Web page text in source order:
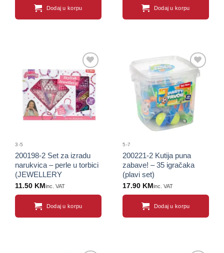
Dodaj u korpu Dodaj u korpu
Sačuvaj
proizvod
3-5
200198-2 Set za izradu
narukvica – perle u torbici
(JEWELLERY
COLLECTION)
11.50 KM inc. VAT
Dodaj u korpu
Sačuvaj
proizvod
5-7
200221-2 Kutija puna
zabave! – 35 igračaka
(plavi set)
17.90 KM inc. VAT
Dodaj u korpu